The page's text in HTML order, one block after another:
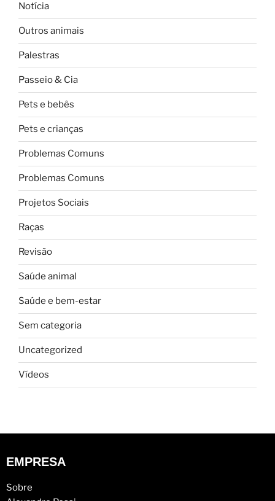
Notícia
Outros animais
Palestras
Passeio & Cia
Pets e bebês
Pets e crianças
Problemas Comuns
Problemas Comuns
Projetos Sociais
Raças
Revisão
Saúde animal
Saúde e bem-estar
Sem categoria
Uncategorized
Vídeos
EMPRESA
Sobre